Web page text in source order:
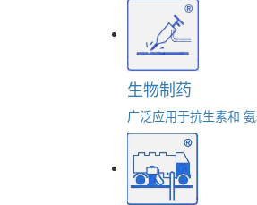
生物制药
广泛应用于抗生素和